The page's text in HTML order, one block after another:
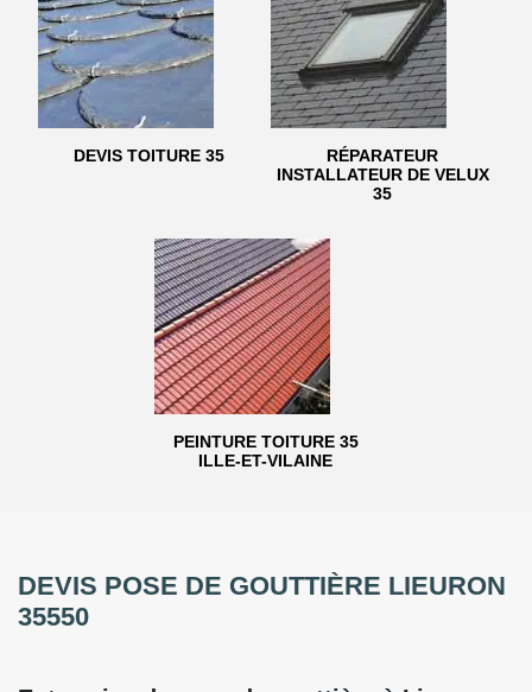
DEVIS TOITURE 35
RÉPARATEUR
INSTALLATEUR DE VELUX
35
PEINTURE TOITURE 35
ILLE-ET-VILAINE
DEVIS POSE DE GOUTTIÈRE LIEURON
35550